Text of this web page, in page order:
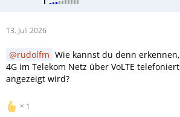
13. Juli 2026
rudolfm Wie kannst du denn
4G im Telekom Netz über VoLTE
angezeigt wird?
1